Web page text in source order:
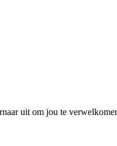
uit om jou te